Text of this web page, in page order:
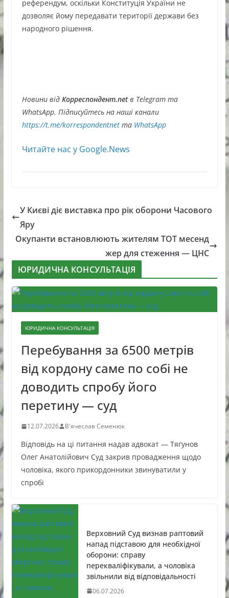
референдум, оскільки Конституція України не
дозволяє йому передавати території держави без
народного рішення.
Новини відКорреспондент.netв Telegram та
WhatsApp. Підписуйтесь на наші канали
https://t.me/korrespondentnetта WhatsApp
Читайте нас у Google.News
У Києві діє виставка про рік оборони Часового
Яру
Окупанти встановлюють жителям ТОТ месенд
жер для стеження — ЦНС
ЮРИДИЧНА КОНСУЛЬТАЦІЯ
ЮРИДИЧНА КОНСУЛЬТАЦІЯ
Перебування за 6500 метрів
від кордону саме по собі не
доводить спробу його
перетину — суд
12.07.2026 В'ячеслав Семенюк
Відповідь на ці питання надав адвокат — Тягунов
Олег Анатолійович Суд закрив провадження щодо
чоловіка, якого прикордонники звинуватили у
спробі
Верховний Суд визнав раптовий
напад підставою для необхідної
оборони: справу
перекваліфікували, а чоловіка
звільнили від відповідальності
06.07.2026